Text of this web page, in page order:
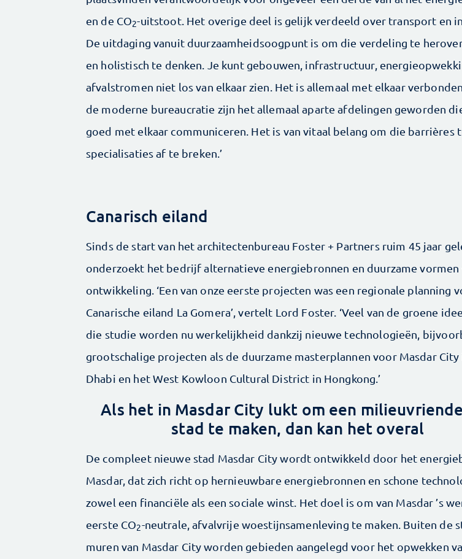
en de CO2-uitstoot. Het overige deel is gelijk verdeeld over transport en
De uitdaging vanuit duurzaamheidsoogpunt is om die verdeling te
en holistisch te denken. Je kunt gebouwen, infrastructuur,
afvalstromen niet los van elkaar zien. Het is allemaal met elkaar
de moderne bureaucratie zijn het allemaal aparte afdelingen geworden
goed met elkaar communi­ceren. Het is van vitaal belang om die barrières
specialisaties af te breken.’
Canarisch eiland
Sinds de start van het architectenbureau Foster + Partners ruim 45 jaar
onderzoekt het bedrijf alternatieve energiebronnen en duurzame vormen
ontwikkeling. ‘Een van onze eerste projecten was een regionale planning
Canarische eiland La Gomera’, vertelt Lord Foster. ‘Veel van de groene
die studie worden nu werkelijkheid dankzij nieuwe technologieën,
grootschalige ­projecten als de duurzame masterplannen voor Masdar City
Dhabi en het West Kowloon Cultural District in Hongkong.’
Als het in Masdar City lukt om een
stad te maken, dan kan het overal
De compleet nieuwe stad Masdar City wordt ­ontwikkeld door het
Masdar, dat zich richt op hernieuwbare energiebronnen en schone
zowel een financiële als een sociale winst. Het doel is om van Masdar ’s
eerste CO2-neutrale, afvalvrije woestijnsamenleving te maken. Buiten de
muren van Masdar City worden gebieden aangelegd voor het opwekken